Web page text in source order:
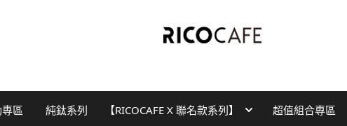
區 純鈦系列 【RICOCAFE X 聯名款系列】 超值組合專區